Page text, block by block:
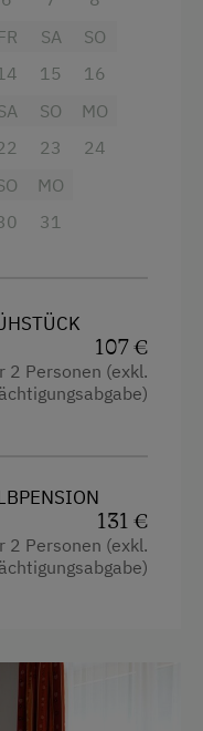
FR
SA
15
SO
16
SO
23
MO
24
MO
31
107 €
2 Personen (exkl.
131 €
2 Personen (exkl.